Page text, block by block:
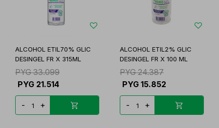
ALCOHOL ETIL70% GLIC
DESINGEL FR X 315ML
PYG 33.099
PYG 21.514
- +
ALCOHOL ETIL2% GLIC
DESINGEL FR X 100 ML
PYG 24.387
PYG 15.852
- +